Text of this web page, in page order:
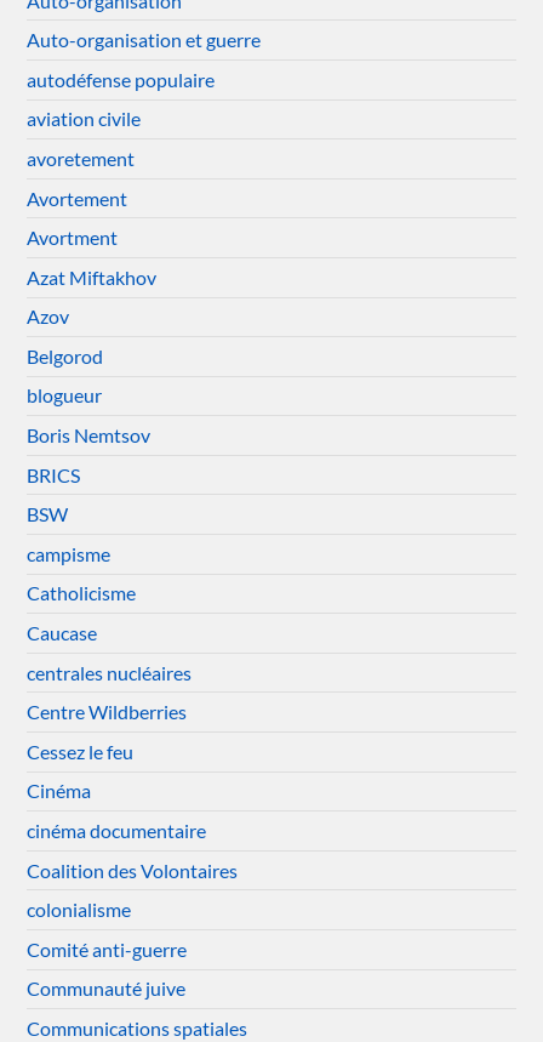
Auto-organisation et guerre
autodéfense populaire
aviation civile
avoretement
Avortement
Avortment
Azat Miftakhov
Azov
Belgorod
blogueur
Boris Nemtsov
BRICS
BSW
campisme
Catholicisme
Caucase
centrales nucléaires
Centre Wildberries
Cessez le feu
Cinéma
cinéma documentaire
Coalition des Volontaires
colonialisme
Comité anti-guerre
Communauté juive
Communications spatiales